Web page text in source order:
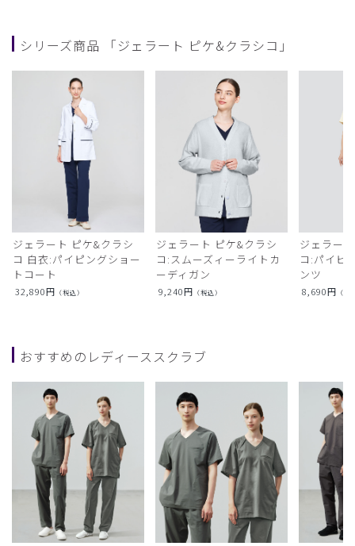
シリーズ商品 「ジェラート ピケ&クラシコ」
ジェラート ピケ&クラシ
コ 白衣:パイピングショー
トコート
32,890円 （税込）
ジェラート ピケ&クラシ
コ:スムーズィーライトカ
ーディガン
9,240円 （税込）
ジェラー
コ:パイピ
ンツ
8,690円 （税
おすすめのレディーススクラブ